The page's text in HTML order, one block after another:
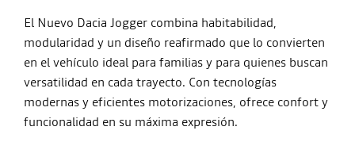
El Nuevo Dacia Jogger combina habitabilidad,
modularidad y un diseño reafirmado que lo convierten
en el vehículo ideal para familias y para quienes buscan
versatilidad en cada trayecto. Con tecnologías
modernas y eficientes motorizaciones, ofrece confort y
funcionalidad en su máxima expresión.